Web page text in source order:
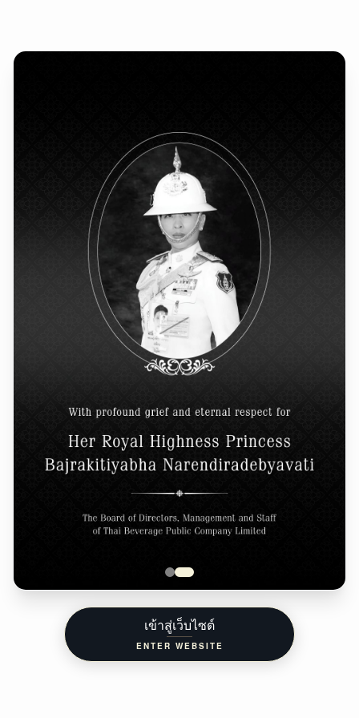
เข้าสู่เว็บไซต์
ENTER WEBSITE